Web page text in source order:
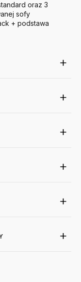
oraz 3
sofy
+ podstawa